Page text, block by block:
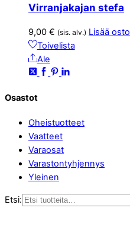
Virranjakajan stefa
9,00 € (sis. alv.) Lisää
Toivelista
Ale
Osastot
Oheistuotteet
Vaatteet
Varaosat
Varastontyhjennys
Yleinen
Etsi: